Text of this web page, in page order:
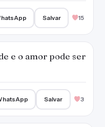
Salvar 15
e o amor pode ser
Salvar 3